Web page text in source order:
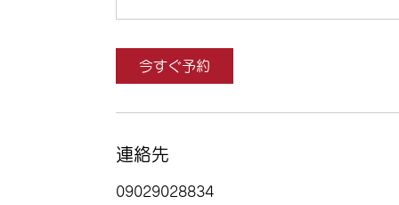
今すぐ予約
連絡先
09029028834